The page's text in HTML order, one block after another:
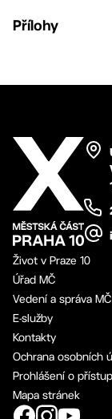
Přílohy
Život v Praze 10
Úřad MČ
Vedení a správa MČ
E-služby
Kontakty
Ochrana osobních
Prohlášení o
Mapa stránek